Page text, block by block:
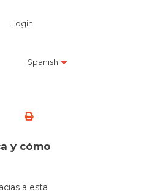
Login
Spanish
y cómo
a esta